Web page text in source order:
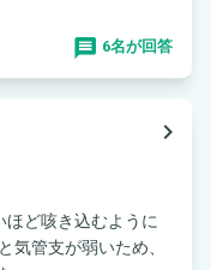
6名が回答
navigate_next
ど咳き込むように
気管支が弱いため、